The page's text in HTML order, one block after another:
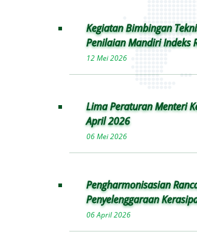
Kegiatan Bimbingan
Penilaian Mandiri Indeks
12 Mei 2026
Lima Peraturan Menteri
April 2026
06 Mei 2026
Pengharmonisasian
Penyelenggaraan
06 April 2026